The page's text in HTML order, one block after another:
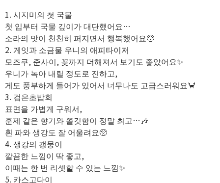
1. 시지미의 첫 국물
첫 입부터 국물 깊이가 대단했어요…
소라의 맛이 천천히 퍼지면서 행복했어요🥺
2. 게잇과 소금물 우니의 애피타이저
모즈쿠, 준사이, 꽃까지 더해져서 보기도 좋았어요✨️
우니가 녹아 내릴 정도로 진하고,
게도 풍부하게 들어가 있어서 너무나도 고급스러워요🦀
3. 검은초밥회
표면을 가볍게 구워서,
훈제 같은 향기와 쫄깃함이 정말 최고…🎶
흰 파와 생강도 잘 어울려요🥺
4. 생강의 갱뭉이
깔끔한 느낌이 딱 좋고,
이때는 한 번 리셋할 수 있는 느낌✨️
5. 카스고다이